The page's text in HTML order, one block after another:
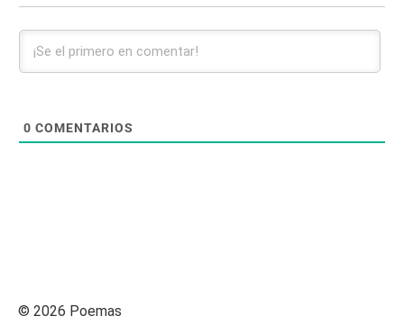
0 COMENTARIOS
© 2026 Poemas